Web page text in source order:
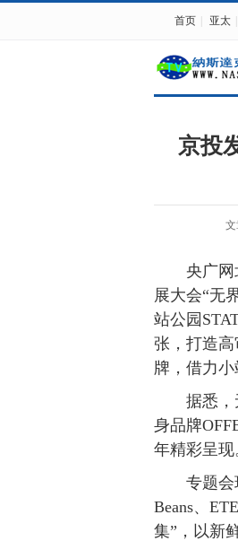
首页 亚太
京投
文
央广网
展大会“无
站公园
张，打造
牌，借力小
据悉
身品牌
年精彩呈现
专题会
Beans、
集”，以新